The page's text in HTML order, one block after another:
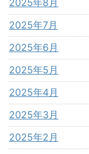
2025年7月
2025年6月
2025年5月
2025年4月
2025年3月
2025年2月